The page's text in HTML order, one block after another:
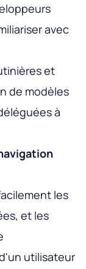
avec
et
de modèles
à
les
et les
utilisateur